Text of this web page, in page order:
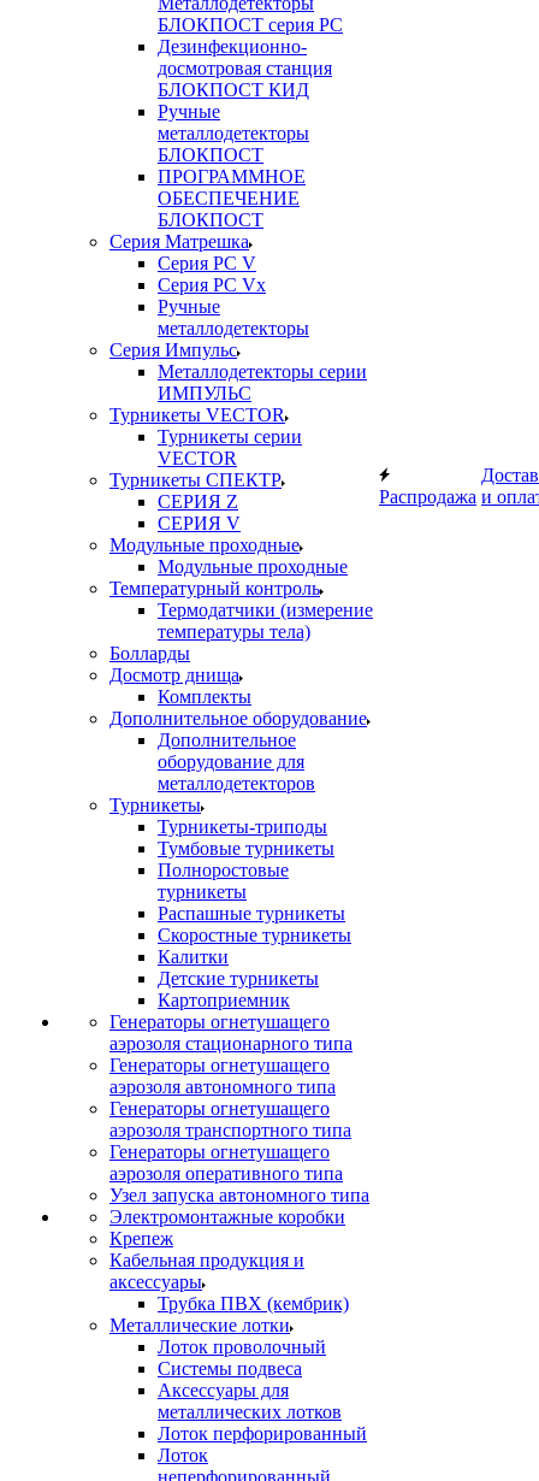
БЛОКПОСТ серия РС
Дезинфекционно-
досмотровая станция
БЛОКПОСТ КИД
Ручные
металлодетекторы
БЛОКПОСТ
ПРОГРАММНОЕ
ОБЕСПЕЧЕНИЕ
БЛОКПОСТ
Серия Матрешка
Серия PC V
Серия PC Vx
Ручные
металлодетекторы
Серия Импульс
Металлодетекторы серии
ИМПУЛЬС
Турникеты VECTOR
Турникеты серии
VECTOR
Турникеты СПЕКТР
СЕРИЯ Z
СЕРИЯ V
Модульные проходные
Модульные проходные
Температурный контроль
Термодатчики (измерение
температуры тела)
Болларды
Досмотр днища
Комплекты
Дополнительное оборудование
Дополнительное
оборудование для
металлодетекторов
Турникеты
Турникеты-триподы
Тумбовые турникеты
Полноростовые
турникеты
Распашные турникеты
Скоростные турникеты
Калитки
Детские турникеты
Картоприемник
Генераторы огнетушащего
аэрозоля стационарного типа
Генераторы огнетушащего
аэрозоля автономного типа
Генераторы огнетушащего
аэрозоля транспортного типа
Генераторы огнетушащего
аэрозоля оперативного типа
Узел запуска автономного типа
Электромонтажные коробки
Крепеж
Кабельная продукция и
аксессуары
Трубка ПВХ (кембрик)
Металлические лотки
Лоток проволочный
Системы подвеса
Аксессуары для
металлических лотков
Лоток перфорированный
Лоток
неперфорированный
Распродажа и